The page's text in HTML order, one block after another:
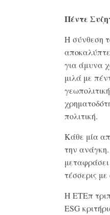
Πέντε
Η σύνθεση
για άμυνα
μιλά με
πολιτική.
Κάθε μία
την
τέσσερις
Η ΕΤΕπ
ESG